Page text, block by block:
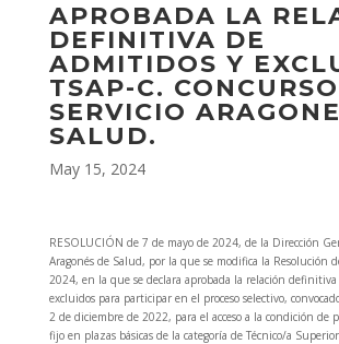
APROBADA LA
DEFINITIVA DE
ADMITIDOS Y
TSAP-C.
SERVICIO
SALUD.
May 15, 2024
RESOLUCIÓN de 7 de mayo de 2024, de la Dirección
Aragonés de Salud, por la que se modifica la Resolución
2024, en la que se declara aprobada la relación
excluidos para participar en el proceso selectivo,
2 de diciembre de 2022, para el acceso a la condición de
fijo en plazas básicas de la categoría de Técnico/a